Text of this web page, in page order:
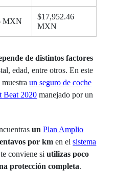
MXN
$17,952.46
MXN
de distintos factores
edad, entre otros. En este
muestraun seguro de coche
Beat 2020 manejado por un
unPlan Amplio
por kmen el sistema
te conviene siutilizas poco
protección completa.